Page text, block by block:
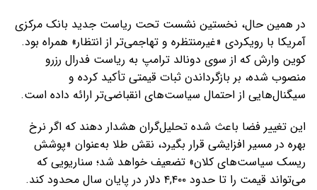
در همین حال، نخستین نشست تحت ریاست جدید بانک مرکزی
آمریکا با رویکردی «غیرمنتظره و تهاجمی‌تر از انتظار» همراه بود.
کوین وارش که از سوی دونالد ترامپ به ریاست فدرال رزرو
منصوب شده، بر بازگرداندن ثبات قیمتی تأکید کرده و
سیگنال‌هایی از احتمال سیاست‌های انقباضی‌تر ارائه داده است.
این تغییر فضا باعث شده تحلیل‌گران هشدار دهند که اگر نرخ
بهره در مسیر افزایشی قرار بگیرد، نقش طلا به‌عنوان «پوشش
ریسک سیاست‌های کلان» تضعیف خواهد شد؛ سناریویی که
می‌تواند قیمت را تا حدود ۴,۴۰۰ دلار در پایان سال محدود کند.